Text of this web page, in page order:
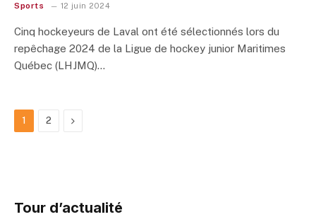
Sports 12 juin 2024
Cinq hockeyeurs de Laval ont été sélectionnés lors du
repêchage 2024 de la Ligue de hockey junior Maritimes
Québec (LHJMQ)…
1 2 Next
Tour d’actualité